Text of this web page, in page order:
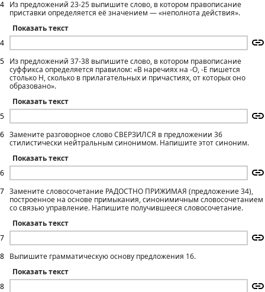
4
4
Из предложений 23-25 выпишите слово, в котором правописание
приставки определяется её значением — «неполнота действия».
Показать текст
5
5
Из предложений 37-38 выпишите слово, в котором правописание
суффикса определяется правилом: «В наречиях на -О, -Е пишется
столько Н, сколько в прилагательных и причастиях, от которых оно
образовано».
Показать текст
6
6
Замените разговорное слово СВЕРЗИЛСЯ в предложении 36
стилистически нейтральным синонимом. Напишите этот синоним.
Показать текст
7
7
Замените словосочетание РАДОСТНО ПРИЖИМАЯ (предложение 34),
построенное на основе примыкания, синонимичным словосочетанием
со связью управление. Напишите получившееся словосочетание.
Показать текст
8
8
Выпишите грамматическую основу предложения 16.
Показать текст